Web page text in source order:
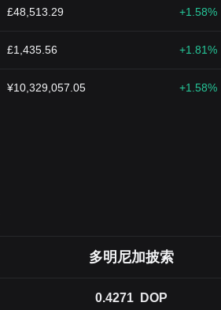
£48,513.29 +1.58%
£1,435.56 +1.81%
¥10,329,057.05 +1.58%
多明尼加披索
0.4271 DOP